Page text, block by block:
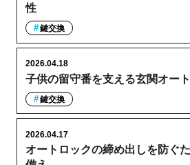
性
鍵交換
子供の留守番を支える玄関オー
2026.04.18
鍵交換
オートロックの締め出しを防ぐ
2026.04.17